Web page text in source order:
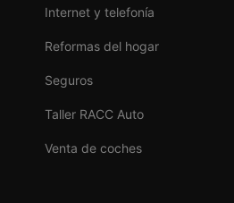
Internet y telefonía
Reformas del hogar
Seguros
Taller RACC Auto
Venta de coches